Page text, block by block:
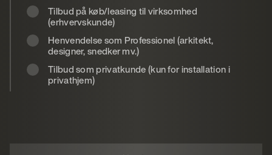
Tilbud på køb/leasing til virksomhed
(erhvervskunde)
Henvendelse som Professionel (arkitekt,
designer, snedker mv.)
Tilbud som privatkunde (kun for installation i
privathjem)